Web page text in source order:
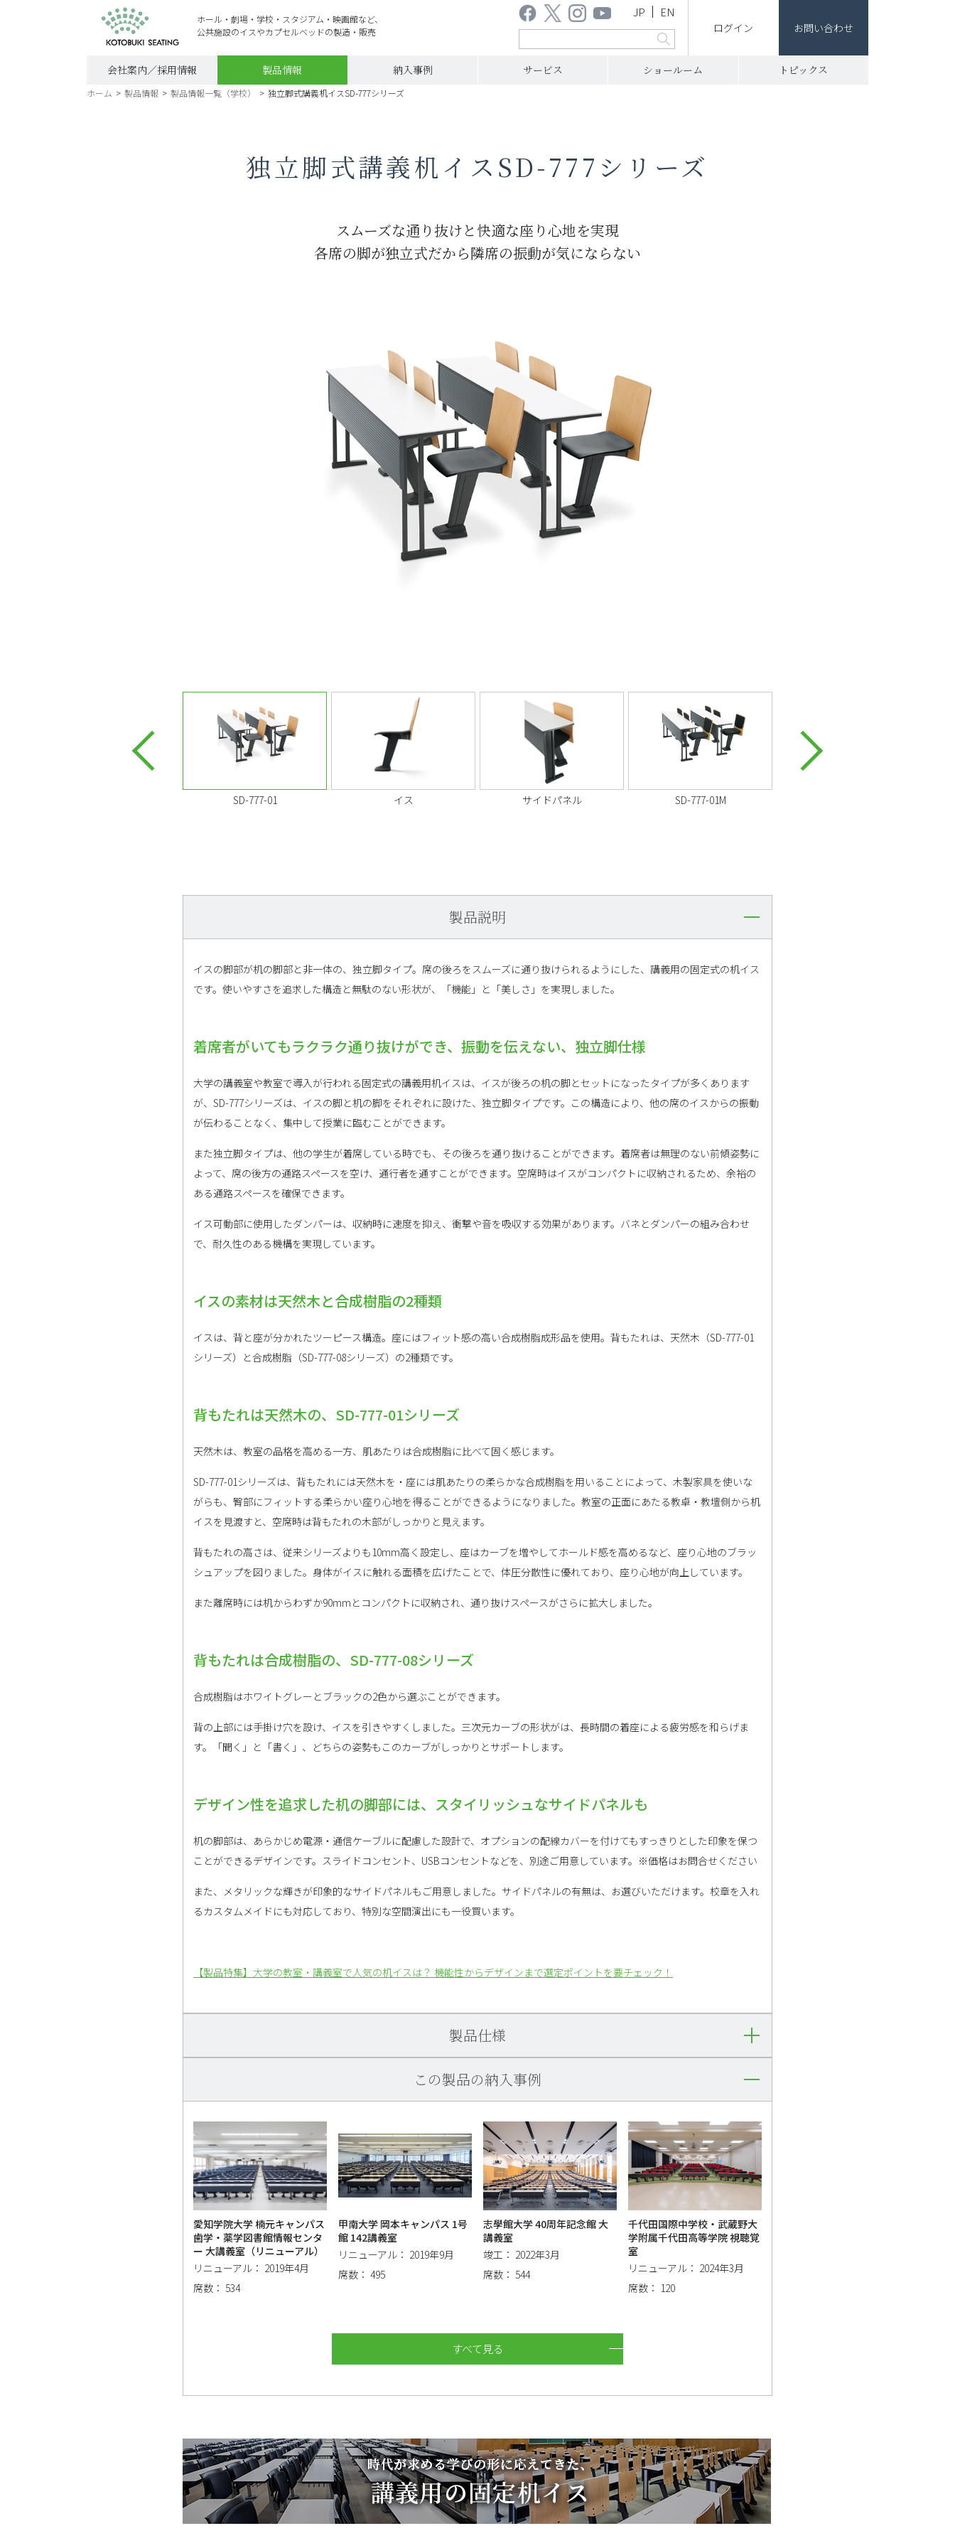
ホール・劇場・学校・スタジアム・映画館など、
公共施設のイスやカプセルベッドの製造・販売
ログイン お問い合わせ
JP EN
会社案内／採用情報 製品情報 納入事例 サービス ショールーム トピックス
ホーム > 製品情報 > 製品情報一覧（学校） > 独立脚式講義机イスSD-777シリーズ
独立脚式講義机イスSD-777シリーズ
スムーズな通り抜けと快適な座り心地を実現
各席の脚が独立式だから隣席の振動が気にならない
SD-777-01 イス サイドパネル SD-777-01M
製品説明
イスの脚部が机の脚部と非一体の、独立脚タイプ。席の後ろをスムーズに通り抜けられるようにした、講義用の固定式の机イス
です。使いやすさを追求した構造と無駄のない形状が、「機能」と「美しさ」を実現しました。
着席者がいてもラクラク通り抜けができ、振動を伝えない、独立脚仕様
大学の講義室や教室で導入が行われる固定式の講義用机イスは、イスが後ろの机の脚とセットになったタイプが多くあります
が、SD-777シリーズは、イスの脚と机の脚をそれぞれに設けた、独立脚タイプです。この構造により、他の席のイスからの振動
が伝わることなく、集中して授業に臨むことができます。
また独立脚タイプは、他の学生が着席している時でも、その後ろを通り抜けることができます。着席者は無理のない前傾姿勢に
よって、席の後方の通路スペースを空け、通行者を通すことができます。空席時はイスがコンパクトに収納されるため、余裕の
ある通路スペースを確保できます。
イス可動部に使用したダンパーは、収納時に速度を抑え、衝撃や音を吸収する効果があります。バネとダンパーの組み合わせ
で、耐久性のある機構を実現しています。
イスの素材は天然木と合成樹脂の2種類
イスは、背と座が分かれたツーピース構造。座にはフィット感の高い合成樹脂成形品を使用。背もたれは、天然木（SD-777-01
シリーズ）と合成樹脂（SD-777-08シリーズ）の2種類です。
背もたれは天然木の、SD-777-01シリーズ
天然木は、教室の品格を高める一方、肌あたりは合成樹脂に比べて固く感じます。
SD-777-01シリーズは、背もたれには天然木を・座には肌あたりの柔らかな合成樹脂を用いることによって、木製家具を使いな
がらも、臀部にフィットする柔らかい座り心地を得ることができるようになりました。教室の正面にあたる教卓・教壇側から机
イスを見渡すと、空席時は背もたれの木部がしっかりと見えます。
背もたれの高さは、従来シリーズよりも10mm高く設定し、座はカーブを増やしてホールド感を高めるなど、座り心地のブラッ
シュアップを図りました。身体がイスに触れる面積を広げたことで、体圧分散性に優れており、座り心地が向上しています。
また離席時には机からわずか90mmとコンパクトに収納され、通り抜けスペースがさらに拡大しました。
背もたれは合成樹脂の、SD-777-08シリーズ
合成樹脂はホワイトグレーとブラックの2色から選ぶことができます。
背の上部には手掛け穴を設け、イスを引きやすくしました。三次元カーブの形状がは、長時間の着座による疲労感を和らげま
す。「聞く」と「書く」、どちらの姿勢もこのカーブがしっかりとサポートします。
デザイン性を追求した机の脚部には、スタイリッシュなサイドパネルも
机の脚部は、あらかじめ電源・通信ケーブルに配慮した設計で、オプションの配線カバーを付けてもすっきりとした印象を保つ
ことができるデザインです。スライドコンセント、USBコンセントなどを、別途ご用意しています。※価格はお問合せください
また、メタリックな輝きが印象的なサイドパネルもご用意しました。サイドパネルの有無は、お選びいただけます。校章を入れ
るカスタムメイドにも対応しており、特別な空間演出にも一役買います。
【製品特集】大学の教室・講義室で人気の机イスは？ 機能性からデザインまで選定ポイントを要チェック！
製品仕様
この製品の納入事例
愛知学院大学 楠元キャンパス
歯学・薬学図書館情報センタ
ー 大講義室（リニューアル）
リニューアル： 2019年4月
席数： 534
甲南大学 岡本キャンパス 1号
館 142講義室
リニューアル： 2019年9月
席数： 495
志學館大学 40周年記念館 大
講義室
竣工： 2022年3月
席数： 544
千代田国際中学校・武蔵野大
学附属千代田高等学院 視聴覚
室
リニューアル： 2024年3月
席数： 120
すべて見る